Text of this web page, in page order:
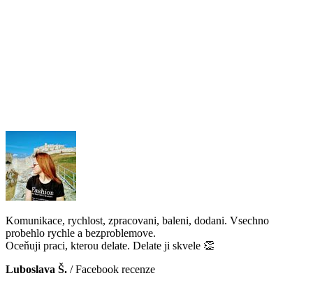
Komunikace, rychlost, zpracovani, baleni, dodani. Vsechno
probehlo rychle a bezproblemove.
Oceňuji praci, kterou delate. Delate ji skvele 👏
Luboslava Š. /Facebook recenze